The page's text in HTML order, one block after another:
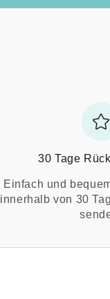
30 Tage
Einfach und
innerhalb von 30